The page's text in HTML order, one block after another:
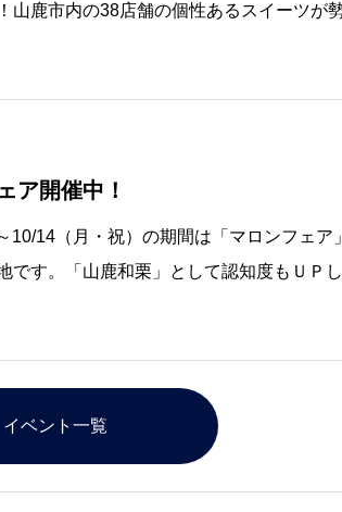
山鹿市内の38店舗の個性あるスイーツが
ア開催中！
10/14（月・祝）の期間は「マロンフェ
です。「山鹿和栗」として認知度もＵＰ
イベント一覧